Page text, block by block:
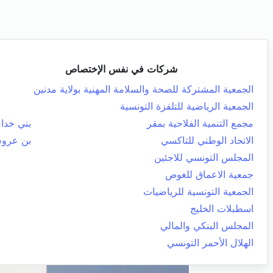
شركات في نفس الإختصاص
الجمعية المشتركة للصحة والسلامة المهنية بولاية مدنين
الجمعية الرياضية للتلفزة التونسية
مجمع التنمية الفلاحية بمقر
بني
الاتحاد الوطني للتاكسي
بن
المجلس التونسي للاجئين
جمعية الاعماق للغوص
الجمعية التونسية للرياضيات
اسطبلات الخليج
المجلس البنكي والمالي
الهلال الأحمر التونسي